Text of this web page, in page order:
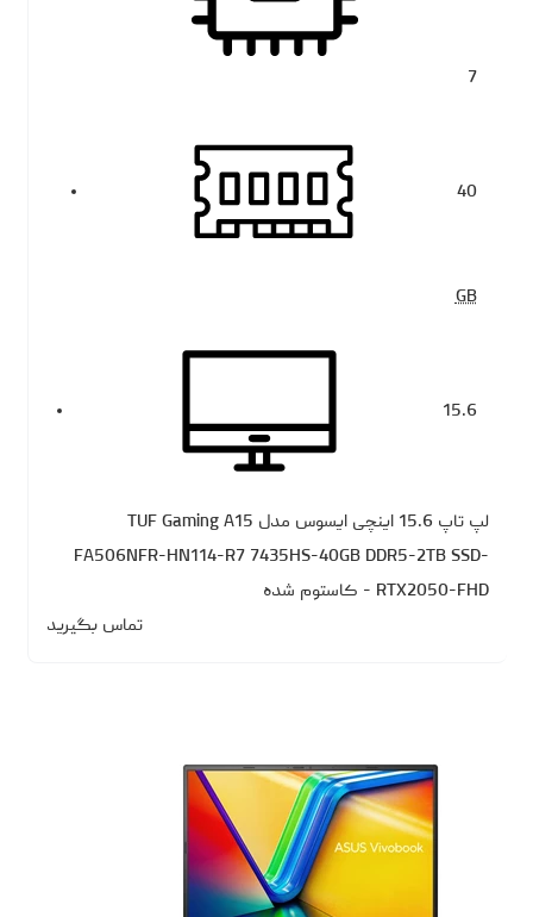
7
40
GB
15.6
لپ تاپ 15.6 اینچی ایسوس مدل TUF Gaming A15
FA506NFR-HN114-R7 7435HS-40GB DDR5-2TB SSD-
RTX2050-FHD - کاستوم شده
تماس بگیرید